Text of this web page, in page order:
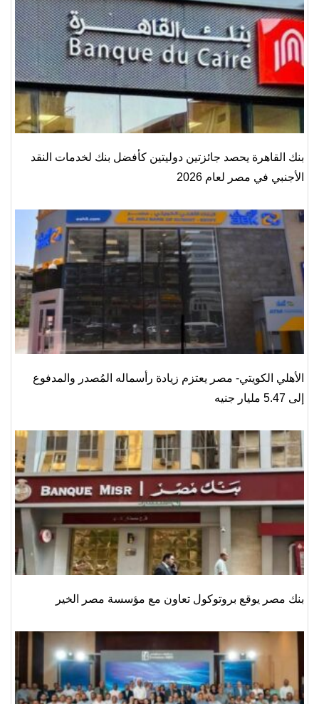
بنك القاهرة يحصد جائزتين دوليتين كأفضل بنك لخدمات النقد
الأجنبي في مصر لعام 2026
الأهلي الكويتي- مصر يعتزم زيادة رأسماله المُصدر والمدفوع
إلى 5.47 مليار جنيه
بنك مصر يوقع بروتوكول تعاون مع مؤسسة مصر الخير